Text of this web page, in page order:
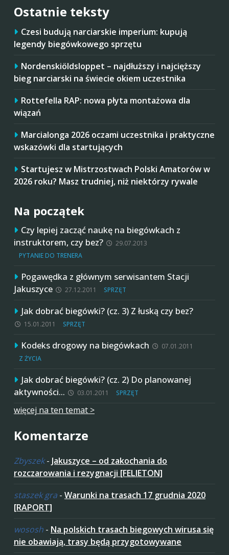
Ostatnie teksty
Czesi budują narciarskie imperium: kupują
legendy biegówkowego sprzętu
Nordenskiöldsloppet – najdłuższy i najcięższy
bieg narciarski na świecie okiem uczestnika
Rottefella RAP: nowa płyta montażowa dla
wiązań
Marcialonga 2026 oczami uczestnika i praktyczne
wskazówki dla startujących
Startujesz w Mistrzostwach Polski Amatorów w
2026 roku? Masz trudniej, niż niektórzy rywale
Na początek
Czy lepiej zacząć naukę na biegówkach z
instruktorem, czy bez?
29.07.2013
PYTANIE DO TRENERA
Pogawędka z głównym serwisantem Stacji
Jakuszyce
27.12.2011 SPRZĘT
Jak dobrać biegówki? (cz. 3) Z łuską czy bez?
15.01.2011 SPRZĘT
Kodeks drogowy na biegówkach
07.01.2011
Z ŻYCIA
Jak dobrać biegówki? (cz. 2) Do planowanej
aktywności…
03.01.2011 SPRZĘT
więcej na ten temat >
Komentarze
Zbyszek- Jakuszyce – od zakochania do
rozczarowania i rezygnacji [FELIETON]
staszek gra - Warunki na trasach 17 grudnia 2020
[RAPORT]
wososh - Na polskich trasach biegowych wirusa się
nie obawiają, trasy będą przygotowywane